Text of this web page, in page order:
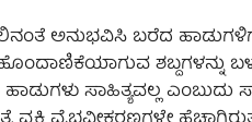
ಅನುಭವಿಸಿ ಬರೆದ ಹಾಡುಗಳಿಗೆ
ಶಬ್ದಗಳನ್ನು
ಹಾಡುಗಳು ಸಾಹಿತ್ಯವಲ್ಲ